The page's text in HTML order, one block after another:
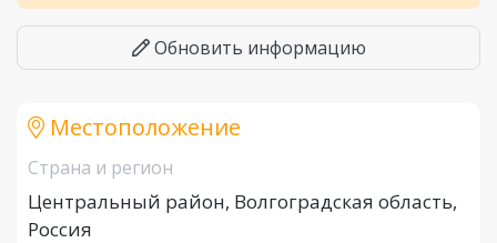
Обновить информацию
Местоположение
Страна и регион
Центральный район, Волгоградская область,
Россия